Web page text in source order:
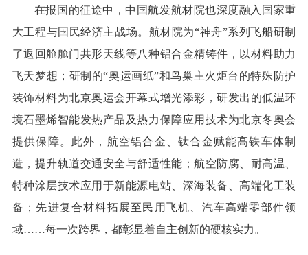
在报国的征途中，中国航发航材院也深度融入国家重
大工程与国民经济主战场。航材院为“神舟”系列飞船研制
了返回舱舱门共形天线等八种铝合金精铸件，以材料助力
飞天梦想；研制的“奥运画纸”和鸟巢主火炬台的特殊防护
装饰材料为北京奥运会开幕式增光添彩，研发出的低温环
境石墨烯智能发热产品及热力保障应用技术为北京冬奥会
提供保障。此外，航空铝合金、钛合金赋能高铁车体制
造，提升轨道交通安全与舒适性能；航空防腐、耐高温、
特种涂层技术应用于新能源电站、深海装备、高端化工装
备；先进复合材料拓展至民用飞机、汽车高端零部件领
域……每一次跨界，都彰显着自主创新的硬核实力。